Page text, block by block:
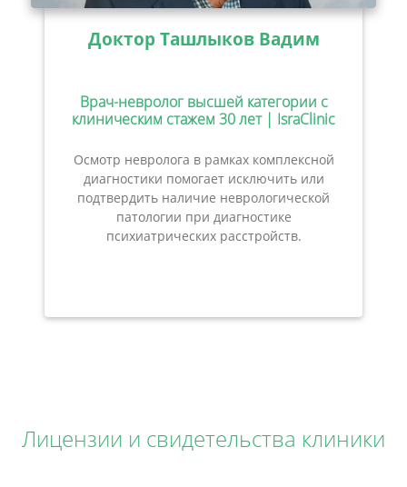
Доктор Ташлыков Вадим
Врач-невролог высшей категории с
клиническим стажем 30 лет | IsraClinic
Осмотр невролога в рамках комплексной
диагностики помогает исключить или
подтвердить наличие неврологической
патологии при диагностике
психиатрических расстройств.
Лицензии и свидетельства клиники